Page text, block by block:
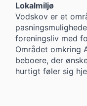
Lokalmiljø
Vodskov er et
foreningsliv med
Området omkring
beboere, der
hurtigt føler sig